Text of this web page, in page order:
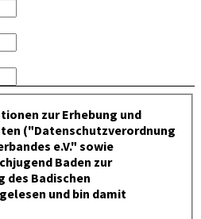
zur Erhebung und
("Datenschutzverordnung
e.V." sowie
Baden zur
des Badischen
und bin damit